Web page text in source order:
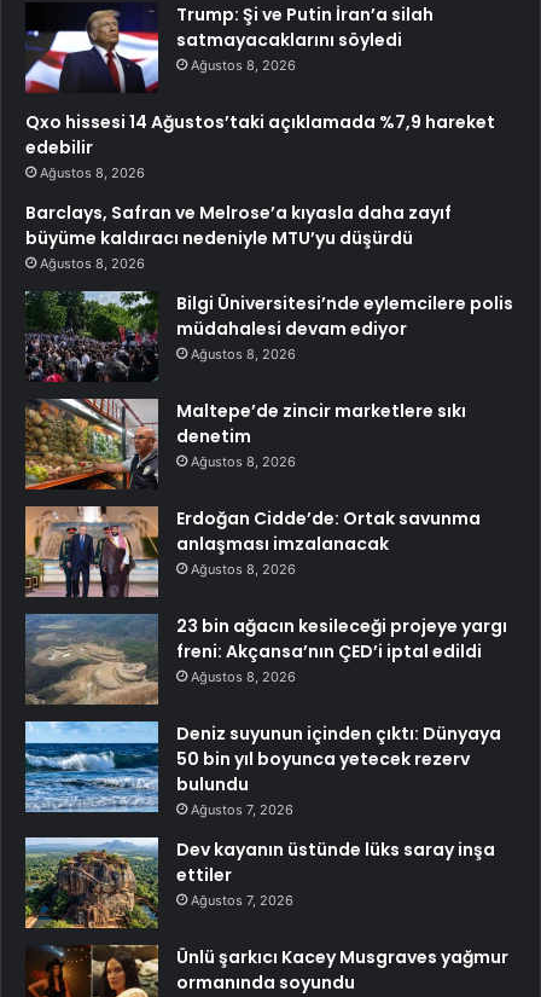
Trump: Şi ve Putin İran’a silah
satmayacaklarını söyledi
Ağustos 8, 2026
Qxo hissesi 14 Ağustos’taki açıklamada %7,9 hareket
edebilir
Ağustos 8, 2026
Barclays, Safran ve Melrose’a kıyasla daha zayıf
büyüme kaldıracı nedeniyle MTU’yu düşürdü
Ağustos 8, 2026
Bilgi Üniversitesi’nde eylemcilere polis
müdahalesi devam ediyor
Ağustos 8, 2026
Maltepe’de zincir marketlere sıkı
denetim
Ağustos 8, 2026
Erdoğan Cidde’de: Ortak savunma
anlaşması imzalanacak
Ağustos 8, 2026
23 bin ağacın kesileceği projeye yargı
freni: Akçansa’nın ÇED’i iptal edildi
Ağustos 8, 2026
Deniz suyunun içinden çıktı: Dünyaya
50 bin yıl boyunca yetecek rezerv
bulundu
Ağustos 7, 2026
Dev kayanın üstünde lüks saray inşa
ettiler
Ağustos 7, 2026
Ünlü şarkıcı Kacey Musgraves yağmur
ormanında soyundu